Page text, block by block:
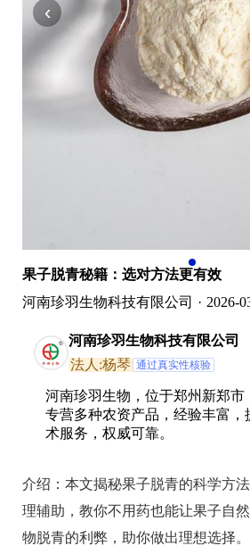
‹
果子脱青秘籍：选对方法更有效
河南珍羽生物科技有限公司 · 2026-
河南珍羽生物科技有限公司
法人:杨琴 通过真实性核验
河南珍羽生物，位于郑州新郑市
专营多种农资产品，经验丰富，
术服务，权威可靠。
介绍： 本文揭秘果子脱青的科学方
理辅助，教你不用药也能让果子自
物脱青的利弊，助你做出理想选择。